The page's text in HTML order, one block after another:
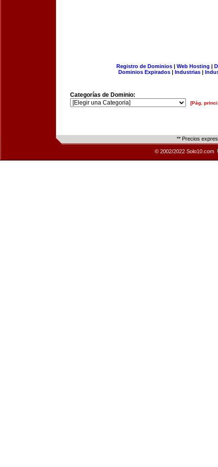
Registro de Dominios| Web Hosting |
Dominios Expirados | Industrias |
Categorías de Dominio:
[Pág.
** Precios
© 2002/2022 Solo10.com